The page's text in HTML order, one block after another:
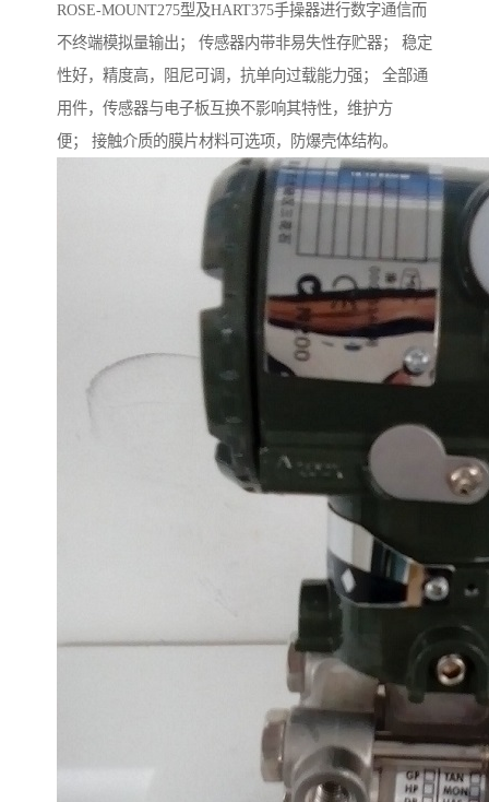
ROSE-MOUNT275型及HART375手操器进行数字通信而
不终端模拟量输出； 传感器内带非易失性存贮器； 稳定
性好，精度高，阻尼可调，抗单向过载能力强； 全部通
用件，传感器与电子板互换不影响其特性，维护方
便； 接触介质的膜片材料可选项，防爆壳体结构。